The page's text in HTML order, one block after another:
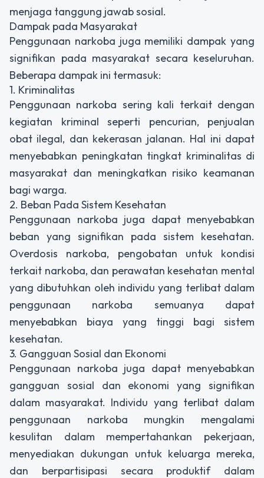
menjaga tanggung jawab sosial.
Dampak pada Masyarakat
Penggunaan narkoba juga memiliki dampak yang
signifikan pada masyarakat secara keseluruhan.
Beberapa dampak ini termasuk:
1. Kriminalitas
Penggunaan narkoba sering kali terkait dengan
kegiatan kriminal seperti pencurian, penjualan
obat ilegal, dan kekerasan jalanan. Hal ini dapat
menyebabkan peningkatan tingkat kriminalitas di
masyarakat dan meningkatkan risiko keamanan
bagi warga.
2. Beban Pada Sistem Kesehatan
Penggunaan narkoba juga dapat menyebabkan
beban yang signifikan pada sistem kesehatan.
Overdosis narkoba, pengobatan untuk kondisi
terkait narkoba, dan perawatan kesehatan mental
yang dibutuhkan oleh individu yang terlibat dalam
penggunaan narkoba semuanya dapat
menyebabkan biaya yang tinggi bagi sistem
kesehatan.
3. Gangguan Sosial dan Ekonomi
Penggunaan narkoba juga dapat menyebabkan
gangguan sosial dan ekonomi yang signifikan
dalam masyarakat. Individu yang terlibat dalam
penggunaan narkoba mungkin mengalami
kesulitan dalam mempertahankan pekerjaan,
menyediakan dukungan untuk keluarga mereka,
dan berpartisipasi secara produktif dalam